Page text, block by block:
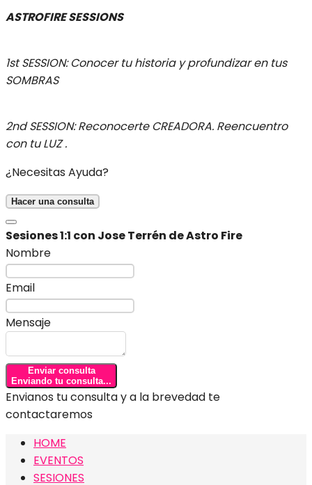
ASTROFIRE SESSIONS
1st SESSION: Conocer tu historia y profundizar en tus
SOMBRAS
2nd SESSION: Reconocerte CREADORA. Reencuentro
con tu LUZ .
¿Necesitas Ayuda?
Hacer una consulta
Sesiones 1:1 con Jose Terrén de Astro Fire
Nombre
Email
Mensaje
Enviar consulta
Enviando tu consulta...
Envianos tu consulta y a la brevedad te
contactaremos
HOME
EVENTOS
SESIONES